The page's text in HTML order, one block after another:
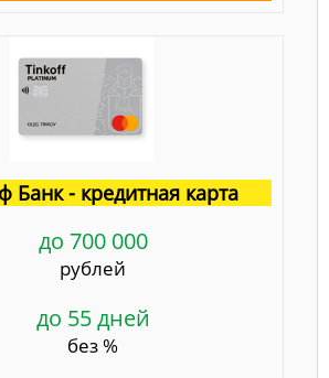
Банк - кредитная карта
до 700 000
рублей
до 55 дней
без %